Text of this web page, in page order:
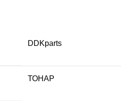
DDKparts
ТОНАР